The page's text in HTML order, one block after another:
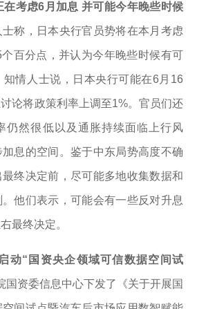
在考虑6月加息 并可能今年晚些时候
称，日本央行官员势将在本月考虑
百分点，并认为今年晚些时候有可
情人士说，日本央行可能在6月16
论将政策利率上调至1%。官员们还
仍然很低以及通胀持续面临上行风
息的空间。鉴于中东局势高度不确
终决定前，尽可能多地收集数据和
他们表示，可能会有一些反对升息
最终决定。
动“国资央企领域可信数据空间试
国资委信息中心下发了《关于开展国